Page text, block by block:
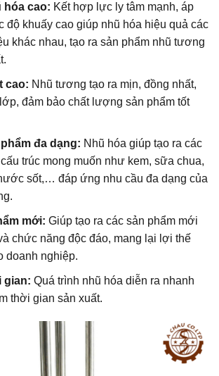
hóa cao: Kết hợp lực ly tâm mạnh, áp
độ khuấy cao giúp nhũ hóa hiệu quả các
khác nhau, tạo ra sản phẩm nhũ tương
cao: Nhũ tương tạo ra mịn, đồng nhất,
đảm bảo chất lượng sản phẩm tốt
đa dạng: Nhũ hóa giúp tạo ra các
trúc mong muốn như kem, sữa chua,
sốt,… đáp ứng nhu cầu đa dạng của
mới: Giúp tạo ra các sản phẩm mới
chức năng độc đáo, mang lại lợi thế
doanh nghiệp.
gian: Quá trình nhũ hóa diễn ra nhanh
thời gian sản xuất.